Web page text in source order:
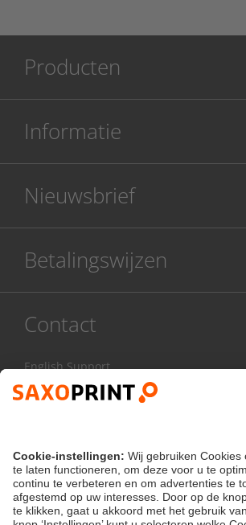
Producten
Informatie
Nieuwsbrief
Betalingswijzen
Contact
English Support
Contactformulier